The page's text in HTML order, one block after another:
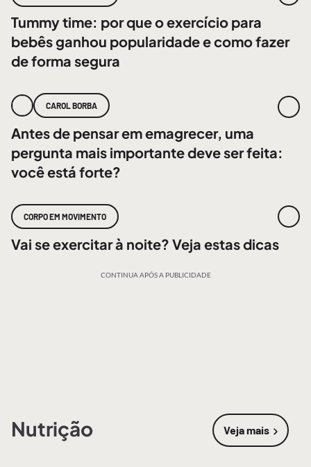
Tummy time: por que o exercício para
bebês ganhou popularidade e como fazer
de forma segura
CAROL BORBA
Antes de pensar em emagrecer, uma
pergunta mais importante deve ser feita:
você está forte?
CORPO EM MOVIMENTO
Vai se exercitar à noite? Veja estas dicas
CONTINUA APÓS A PUBLICIDADE
Nutrição Veja mais
sobre